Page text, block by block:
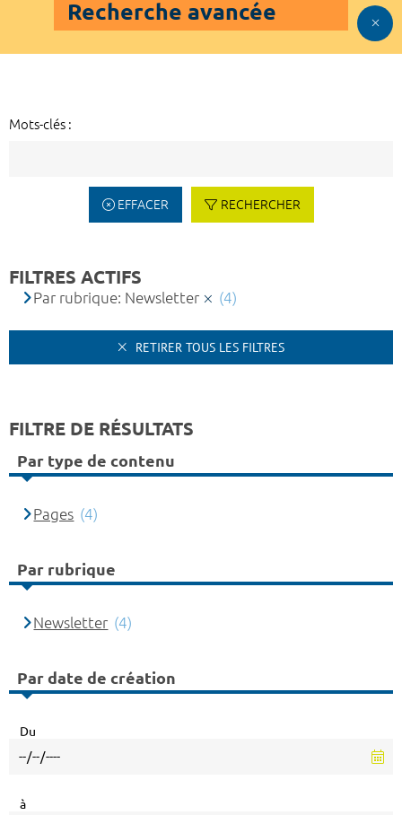
Recherche avancée
Mots-clés :
EFFACER RECHERCHER
FILTRES ACTIFS
Par rubrique: Newsletter (4)
RETIRER TOUS LES FILTRES
FILTRE DE RÉSULTATS
Par type de contenu
Pages (4)
Par rubrique
Newsletter (4)
Par date de création
Du
à